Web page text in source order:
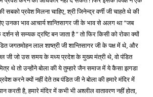
प्रवेश मिलना चाहिए, श्री जिनेन्द्र वर्णी जी चाहते थे की
उनका भाव आचार्य शान्तिसागर जी के भाव से अलग था “जब
से सम्यक द्रष्टि बन जाता है ” तो फिर किसी को रोका क्यों
जगतमोहन लाल शाष्त्री जी शान्तिसागर जी के पक्ष में थे, और
जी जो उस समय के मध्य प्रदेश के मुख्य मंत्री थे, वो पंडित
थे तो उन्होंने बोला की ये तुम्हारे जैन समाज में ये कैसा झगडा
करने क्यों नहीं देते तब पंडित जी ने बोला की हमारे मंदिर में
करती है, हमारे मंदिर में कभी भी अश्लील वातावरण नहीं होता,